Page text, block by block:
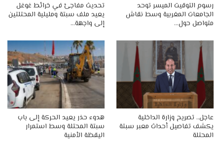
رسوم التوقيت الميسر توحد
الجامعات المغربية وسط نقاش
متواصل حول…
تحديث مفاجئ في خرائط غوغل
يعيد ملف سبتة ومليلية المحتلتين
إلى واجهة…
عاجل.. تصريح وزارة الداخلية
يكشف تفاصيل أحداث معبر سبتة
المحتلة
هدوء حذر يعيد الحركة إلى باب
سبتة المحتلة وسط استمرار
اليقظة الأمنية